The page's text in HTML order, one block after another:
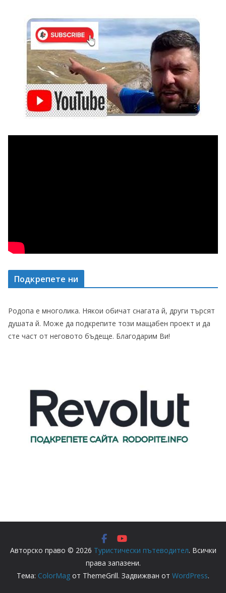
Подкрепете ни
Родопа е многолика. Някои обичат снагата й, други търсят
душата й. Може да подкрепите този мащабен проект и да
сте част от неговото бъдеще. Благодарим Ви!
Авторско право © 2026 Туристически пътеводител. Всички
права запазени.
Тема: ColorMag от ThemeGrill. Задвижван от WordPress.